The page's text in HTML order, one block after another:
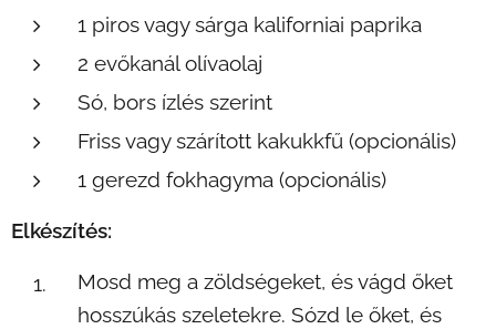
1 piros vagy sárga kaliforniai paprika
2 evőkanál olívaolaj
Só, bors ízlés szerint
Friss vagy szárított kakukkfű (opcionális)
1 gerezd fokhagyma (opcionális)
Elkészítés:
Mosd meg a zöldségeket, és vágd őket
hosszúkás szeletekre. Sózd le őket, és